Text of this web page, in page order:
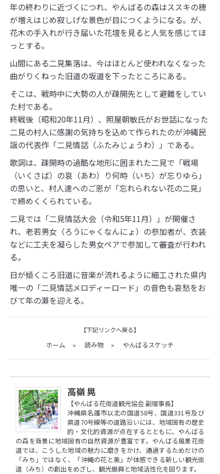
年の終わりに近づくにつれ、やんばるの森はススキの穂
が増えはじめ寂しげな景色が目につくようになる。が、
花木の手入れが行き届いた花壇を見ると人気を感じてほ
っとする。
山間にある二見集落は、今はほとんど使われなくなった
曲がりくねった旧道の坂道を下ったところにある。
そこは、戦時中に大勢の人が疎開先として避難をしてい
た村である。
終戦後（昭和20年11月）、照屋朝敏氏がお世話になった
二見の村人に感謝の気持ちを込めて作られたのが沖縄民
謡の代表作「二見情話（ふたみじょうわ）」である。
歌詞は、疎開時の過酷な地形に囲まれた二見で「戦場
（いくさば）の哀（あわ）り何時（いち）が忘りゆら」
の思いと、村人達へのご恩が「忘れられない花の二見」
で締めくくられている。
二見では「二見情話大会（令和5年11月）」が開催さ
れ、老若男女（ろうにゃくなんにょ）の参加者が、衣装
などに工夫を凝らした男女ペアで参加して審査が行われ
る。
日が傾くころ旧道に音楽が流れるように細工された県内
唯一の「二見情話メロディーロード」の音色も哀愁をお
びて年の瀬を迎える。
【下記リンクへ戻る】
ホーム » 読み物 » やんばるスケッチ
高嶺 晃
【やんばる花街道観光協会 副理事長】
沖縄県名護市以北の国道58号、国道331号及び
県道70号線等の道路沿いには、地域固有の歴史
的・文化的資源が点在するとともに、やんばる
の森を背景に地域固有の自然資源が豊富です。やんばる風景花街
道では、こうした地域の魅力に磨きをかけ、通過するためだけの
「みち」ではなく、「沖縄の花と美」が体感できる新しい観光街
道（みち）の創出をめざし、観光振興と地域活性化を図ります。